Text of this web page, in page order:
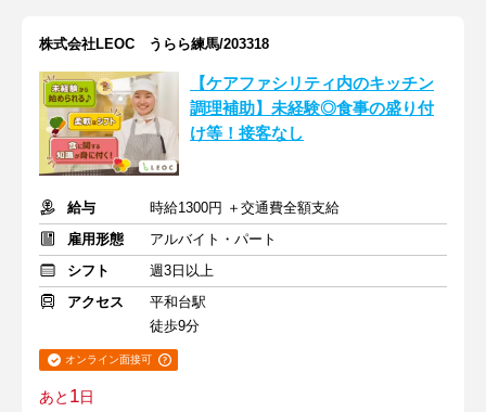
株式会社LEOC うらら練馬/203318
【ケアファシリティ内のキッチン
調理補助】未経験◎食事の盛り付
け等！接客なし
給与
時給1300円 ＋交通費全額支給
雇用形態
アルバイト・パート
シフト
週3日以上
アクセス
平和台駅
徒歩9分
オンライン面接可
あと 1日